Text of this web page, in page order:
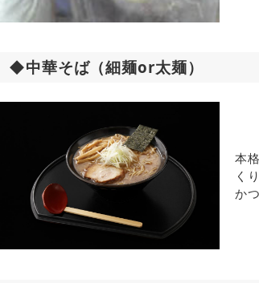
◆中華そば（細麺or太麺）
本
く
か